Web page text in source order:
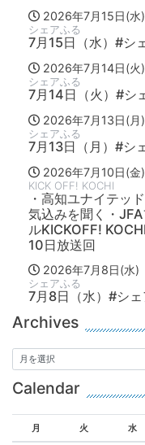
2026年7月15日(水)
シェアふる
7月15日（水）#
2026年7月14日(火)
シェアふる
7月14日（火）#シ
2026年7月13日(月)
シェアふる
7月13日（月）#シ
2026年7月10日(金)
KICK OFF! KOCHI
・高知ユナイテッ
気込みを聞く・
ルKICKOFF!
10日放送回
2026年7月8日(水)
シェアふる
7月8日（水）#シ
Archives
Calendar
月 火 水